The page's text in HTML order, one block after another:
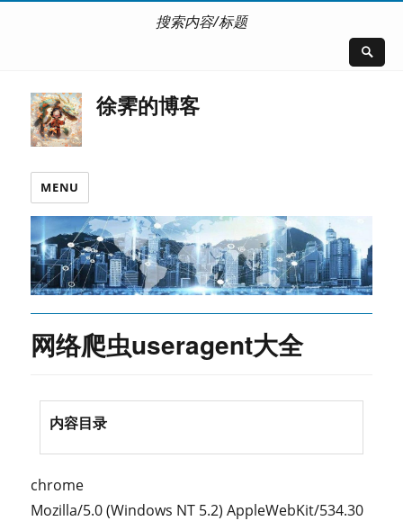
搜索内容/标题
徐霁的博客
MENU
网络爬虫useragent大全
内容目录
chrome
Mozilla/5.0 (Windows NT 5.2) AppleWebKit/534.30